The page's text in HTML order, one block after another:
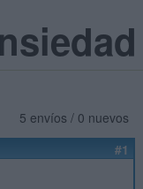
5 envíos / 0 nuevos
#1